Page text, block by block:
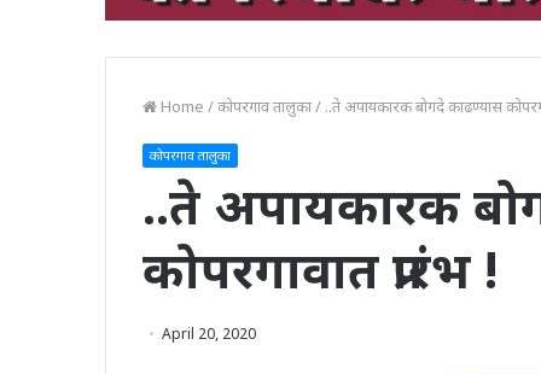
Home /कोपरगाव तालुका/ ..ते अपायकारक बोगदे काढण्यास
कोपरगाव तालुका
..ते अपायकारक
कोपरगावात प्रारंभ !
April 20, 2020